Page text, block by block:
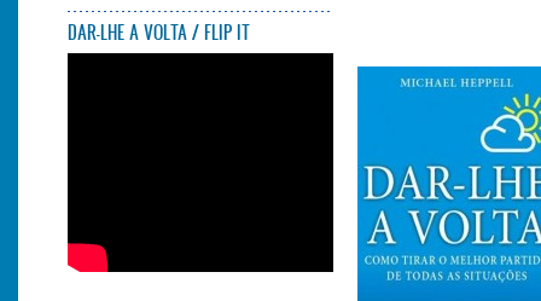
DAR-LHE A VOLTA / FLIP IT